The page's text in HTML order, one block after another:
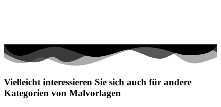
Vielleicht interessieren Sie sich auch für andere
Kategorien von Malvorlagen